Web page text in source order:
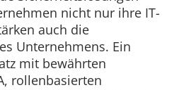
nicht nur ihre IT-
auch die
Unternehmens. Ein
mit bewährten
rollenbasierten